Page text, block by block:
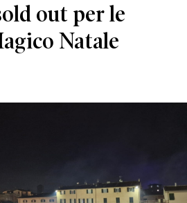
out per le
Natale